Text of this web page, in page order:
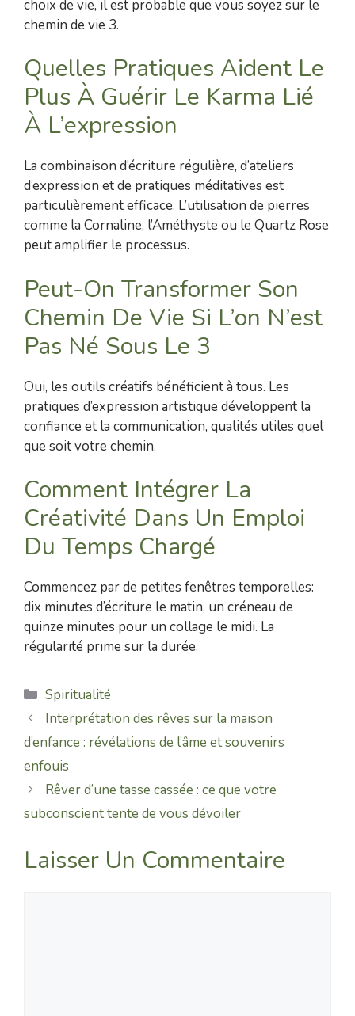
choix de vie, il est probable que vous soyez sur le
chemin de vie 3.
Quelles Pratiques Aident Le
Plus À Guérir Le Karma Lié
À L’expression
La combinaison d’écriture régulière, d’ateliers
d’expression et de pratiques méditatives est
particulièrement efficace. L’utilisation de pierres
comme la Cornaline, l’Améthyste ou le Quartz Rose
peut amplifier le processus.
Peut-On Transformer Son
Chemin De Vie Si L’on N’est
Pas Né Sous Le 3
Oui, les outils créatifs bénéficient à tous. Les
pratiques d’expression artistique développent la
confiance et la communication, qualités utiles quel
que soit votre chemin.
Comment Intégrer La
Créativité Dans Un Emploi
Du Temps Chargé
Commencez par de petites fenêtres temporelles:
dix minutes d’écriture le matin, un créneau de
quinze minutes pour un collage le midi. La
régularité prime sur la durée.
Catégories
Spiritualité
Interprétation des rêves sur la maison
d’enfance : révélations de l’âme et souvenirs
enfouis
Rêver d’une tasse cassée : ce que votre
subconscient tente de vous dévoiler
Laisser Un Commentaire